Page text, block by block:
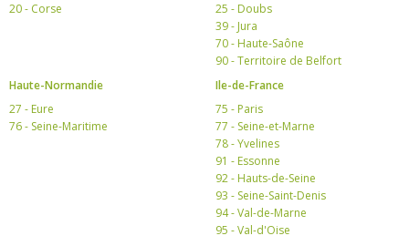
20 - Corse
25 - Doubs
39 - Jura
70 - Haute-Saône
90 - Territoire de Belfort
Haute-Normandie
27 - Eure
76 - Seine-Maritime
Ile-de-France
75 - Paris
77 - Seine-et-Marne
78 - Yvelines
91 - Essonne
92 - Hauts-de-Seine
93 - Seine-Saint-Denis
94 - Val-de-Marne
95 - Val-d'Oise